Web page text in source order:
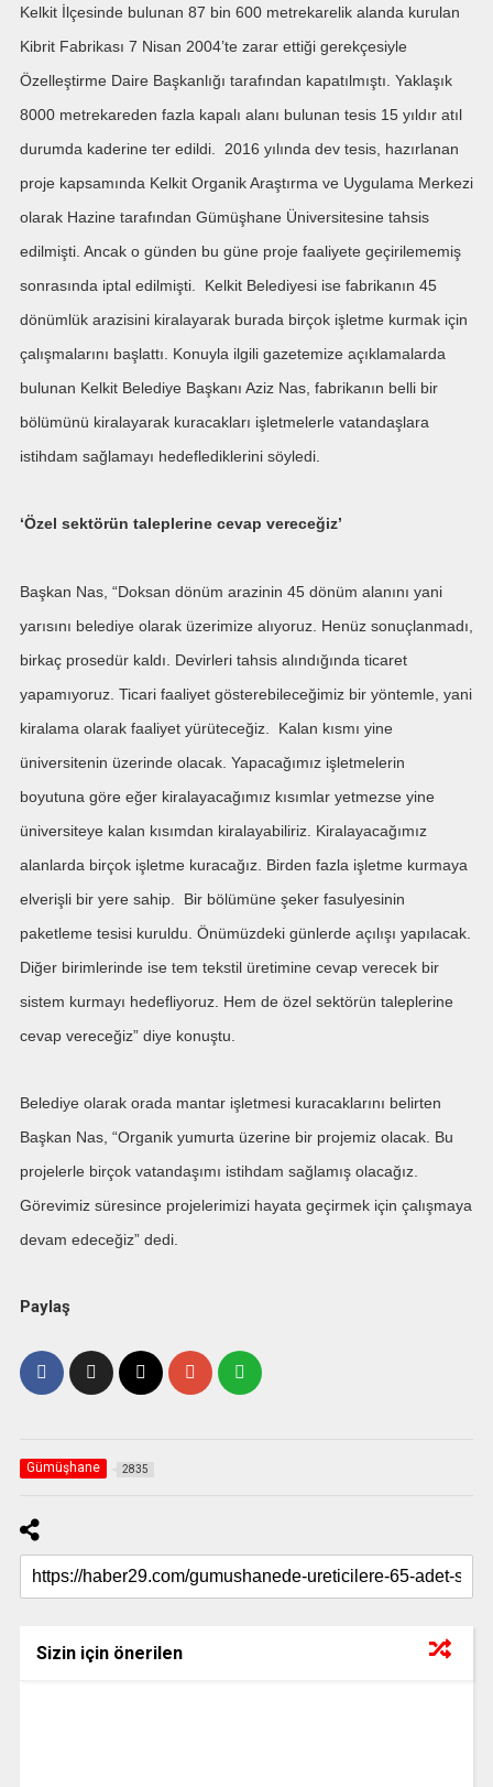
Kelkit İlçesinde bulunan 87 bin 600 metrekarelik alanda kurulan
Kibrit Fabrikası 7 Nisan 2004’te zarar ettiği gerekçesiyle
Özelleştirme Daire Başkanlığı tarafından kapatılmıştı. Yaklaşık
8000 metrekareden fazla kapalı alanı bulunan tesis 15 yıldır atıl
durumda kaderine ter edildi. 2016 yılında dev tesis, hazırlanan
proje kapsamında Kelkit Organik Araştırma ve Uygulama Merkezi
olarak Hazine tarafından Gümüşhane Üniversitesine tahsis
edilmişti. Ancak o günden bu güne proje faaliyete geçirilememiş
sonrasında iptal edilmişti. Kelkit Belediyesi ise fabrikanın 45
dönümlük arazisini kiralayarak burada birçok işletme kurmak için
çalışmalarını başlattı. Konuyla ilgili gazetemize açıklamalarda
bulunan Kelkit Belediye Başkanı Aziz Nas, fabrikanın belli bir
bölümünü kiralayarak kuracakları işletmelerle vatandaşlara
istihdam sağlamayı hedeflediklerini söyledi.
‘Özel sektörün taleplerine cevap vereceğiz’
Başkan Nas, “Doksan dönüm arazinin 45 dönüm alanını yani
yarısını belediye olarak üzerimize alıyoruz. Henüz sonuçlanmadı,
birkaç prosedür kaldı. Devirleri tahsis alındığında ticaret
yapamıyoruz. Ticari faaliyet gösterebileceğimiz bir yöntemle, yani
kiralama olarak faaliyet yürüteceğiz. Kalan kısmı yine
üniversitenin üzerinde olacak. Yapacağımız işletmelerin
boyutuna göre eğer kiralayacağımız kısımlar yetmezse yine
üniversiteye kalan kısımdan kiralayabiliriz. Kiralayacağımız
alanlarda birçok işletme kuracağız. Birden fazla işletme kurmaya
elverişli bir yere sahip. Bir bölümüne şeker fasulyesinin
paketleme tesisi kuruldu. Önümüzdeki günlerde açılışı yapılacak.
Diğer birimlerinde ise tem tekstil üretimine cevap verecek bir
sistem kurmayı hedefliyoruz. Hem de özel sektörün taleplerine
cevap vereceğiz” diye konuştu.
Belediye olarak orada mantar işletmesi kuracaklarını belirten
Başkan Nas, “Organik yumurta üzerine bir projemiz olacak. Bu
projelerle birçok vatandaşımı istihdam sağlamış olacağız.
Görevimiz süresince projelerimizi hayata geçirmek için çalışmaya
devam edeceğiz” dedi.
Paylaş
Gümüşhane 2835
Sizin için önerilen